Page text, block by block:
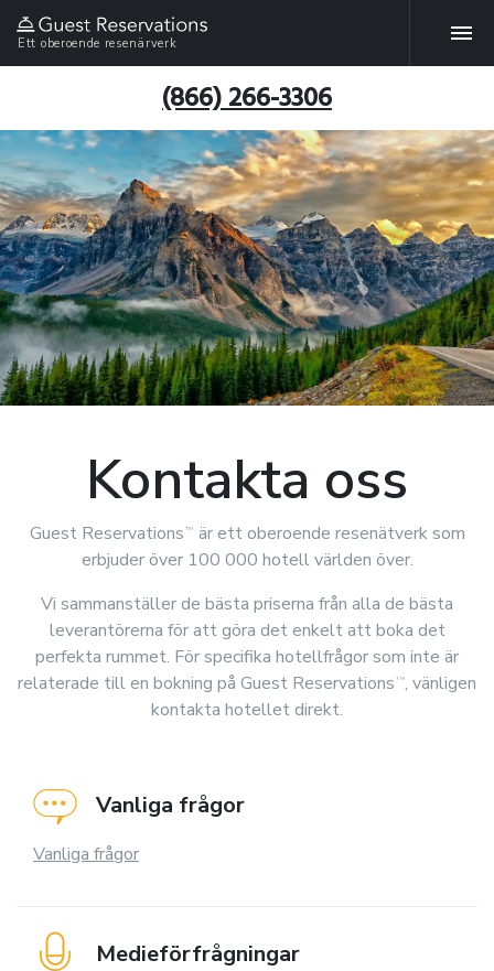
Ett oberoende resenärverk
(866) 266-3306
Kontakta oss
Guest Reservations TM
är ett oberoende resenätverk som
erbjuder över 100 000 hotell världen över.
Vi sammanställer de bästa priserna från alla de bästa
leverantörerna för att göra det enkelt att boka det
perfekta rummet. För specifika hotellfrågor som inte är
relaterade till en bokning på Guest Reservations TM, vänligen
kontakta hotellet direkt.
Vanliga frågor
Vanliga frågor
Medieförfrågningar